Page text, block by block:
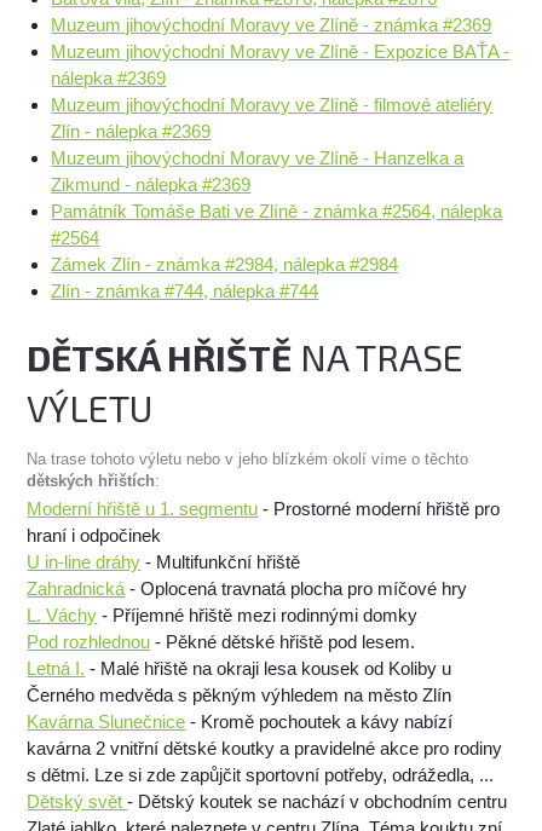
Muzeum jihovýchodní Moravy ve Zlíně - známka #2369
Muzeum jihovýchodní Moravy ve Zlíně - Expozice BAŤA -
nálepka #2369
Muzeum jihovýchodní Moravy ve Zlíně - filmové ateliéry
Zlín - nálepka #2369
Muzeum jihovýchodní Moravy ve Zlíně - Hanzelka a
Zikmund - nálepka #2369
Památník Tomáše Bati ve Zlíně - známka #2564, nálepka
#2564
Zámek Zlín - známka #2984, nálepka #2984
Zlín - známka #744, nálepka #744
DĚTSKÁ HŘIŠTĚ NA TRASE
VÝLETU
Na trase tohoto výletu nebo v jeho blízkém okolí víme o těchto
dětských hřištích:
Moderní hřiště u 1. segmentu - Prostorné moderní hřiště pro
hraní i odpočinek
U in-line dráhy - Multifunkční hřiště
Zahradnická - Oplocená travnatá plocha pro míčové hry
L. Váchy - Příjemné hřiště mezi rodinnými domky
Pod rozhlednou - Pěkné dětské hřiště pod lesem.
Letná I. - Malé hřiště na okraji lesa kousek od Koliby u
Černého medvěda s pěkným výhledem na město Zlín
Kavárna Slunečnice - Kromě pochoutek a kávy nabízí
kavárna 2 vnitřní dětské koutky a pravidelné akce pro rodiny
s dětmi. Lze si zde zapůjčit sportovní potřeby, odrážedla, ...
Dětský svět- Dětský koutek se nachází v obchodním centru